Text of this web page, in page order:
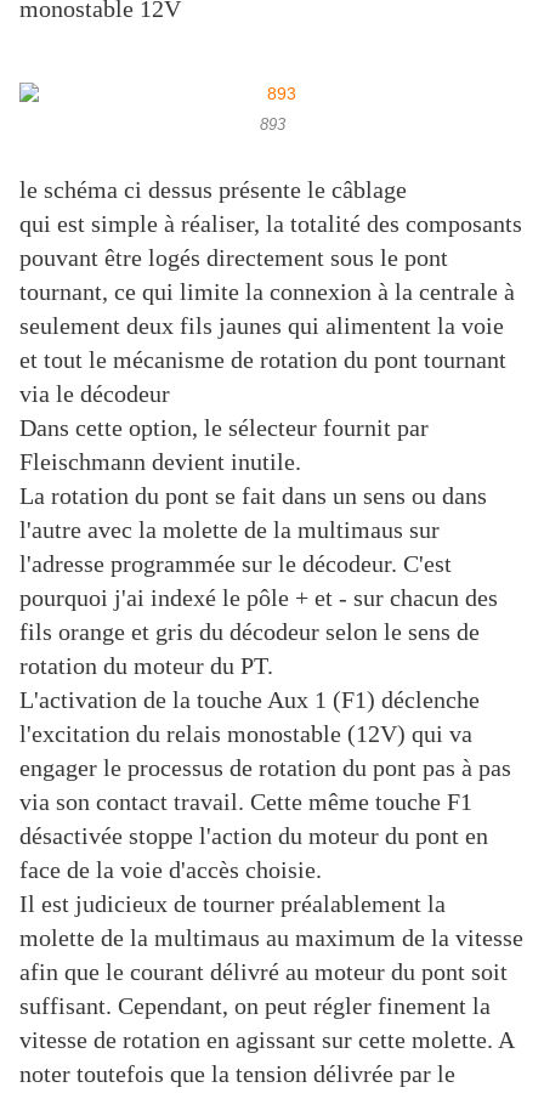
monostable 12V
893
le schéma ci dessus présente le câblage
qui est simple à réaliser, la totalité des composants
pouvant être logés directement sous le pont
tournant, ce qui limite la connexion à la centrale à
seulement deux fils jaunes qui alimentent la voie
et tout le mécanisme de rotation du pont tournant
via le décodeur
Dans cette option, le sélecteur fournit par
Fleischmann devient inutile.
La rotation du pont se fait dans un sens ou dans
l'autre avec la molette de la multimaus sur
l'adresse programmée sur le décodeur. C'est
pourquoi j'ai indexé le pôle + et - sur chacun des
fils orange et gris du décodeur selon le sens de
rotation du moteur du PT.
L'activation de la touche Aux 1 (F1) déclenche
l'excitation du relais monostable (12V) qui va
engager le processus de rotation du pont pas à pas
via son contact travail. Cette même touche F1
désactivée stoppe l'action du moteur du pont en
face de la voie d'accès choisie.
Il est judicieux de tourner préalablement la
molette de la multimaus au maximum de la vitesse
afin que le courant délivré au moteur du pont soit
suffisant. Cependant, on peut régler finement la
vitesse de rotation en agissant sur cette molette. A
noter toutefois que la tension délivrée par le